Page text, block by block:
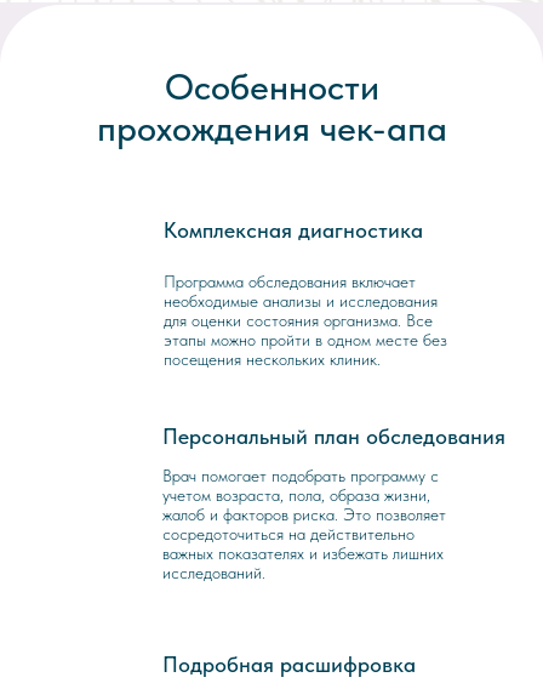
Особенности
прохождения чек-апа
Подробная расшифровка
Врач помогает подобрать программу с
учетом возраста, пола, образа жизни,
жалоб и факторов риска. Это позволяет
сосредоточиться на действительно
важных показателях и избежать лишних
исследований.
Персональный план обследования
Комплексная диагностика
Программа обследования включает
необходимые анализы и исследования
для оценки состояния организма. Все
этапы можно пройти в одном месте без
посещения нескольких клиник.